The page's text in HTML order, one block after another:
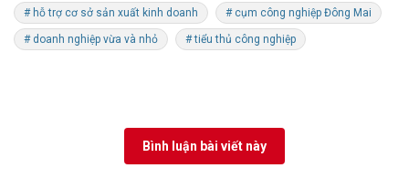
# hỗ trợ cơ sở sản xuất kinh doanh # cụm công nghiệp Đông Mai
# doanh nghiệp vừa và nhỏ # tiểu thủ công nghiệp
Bình luận bài viết này